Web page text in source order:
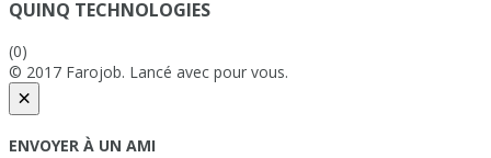
QUINQ TECHNOLOGIES
(0)
© 2017 Farojob. Lancé avec pour vous.
×
ENVOYER À UN AMI